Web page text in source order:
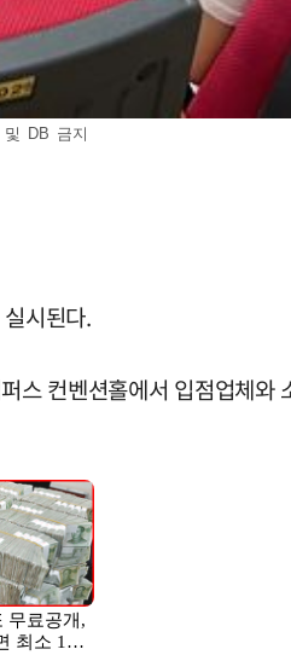
DB 금지
시된다.
컨벤션홀에서 입점업체